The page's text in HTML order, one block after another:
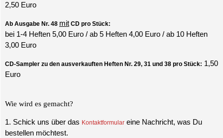
2,50 Euro
Ab Ausgabe Nr. 48 mitCD pro Stück:
bei 1-4 Heften 5,00 Euro / ab 5 Heften 4,00 Euro / ab 10 Heften
3,00 Euro
CD-Sampler zu den ausverkauften Heften Nr. 29, 31 und 38 pro Stück: 1,50
Euro
Wie wird es gemacht?
1. Schick uns über das Kontaktformulareine Nachricht, was Du
bestellen möchtest.